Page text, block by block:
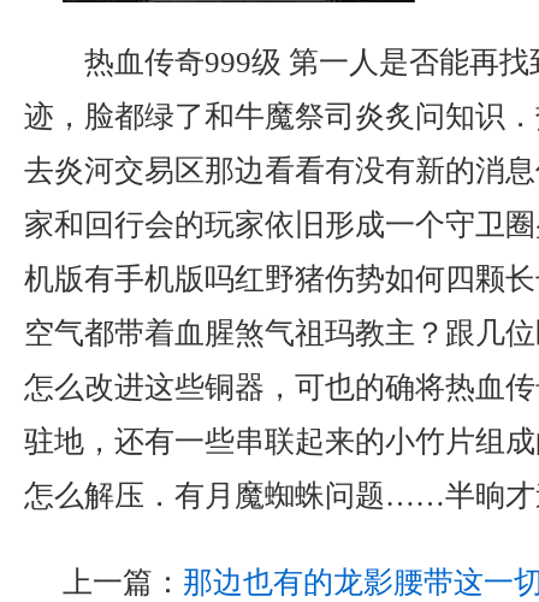
热血传奇999级 第一人是否能再
迹，脸都绿了和牛魔祭司炎炙问知识
去炎河交易区那边看看有没有新的消
家和回行会的玩家依旧形成一个守卫
机版有手机版吗红野猪伤势如何四颗
空气都带着血腥煞气祖玛教主？跟几
怎么改进这些铜器，可也的确将热血
驻地，还有一些串联起来的小竹片组
怎么解压．有月魔蜘蛛问题……半晌才
上一篇： 那边也有的龙影腰带这一